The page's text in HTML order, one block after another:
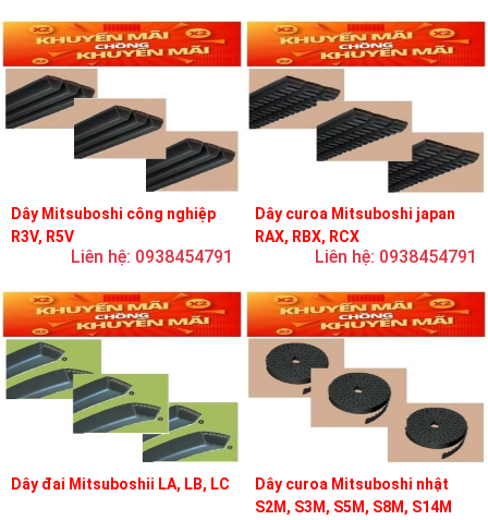
Dây Mitsuboshi công nghiệp
R3V, R5V
Liên hệ: 0938454791
Dây curoa Mitsuboshi japan
RAX, RBX, RCX
Liên hệ: 0938454791
Dây đai Mitsuboshii LA, LB, LC
Dây curoa Mitsuboshi nhật
S2M, S3M, S5M, S8M, S14M